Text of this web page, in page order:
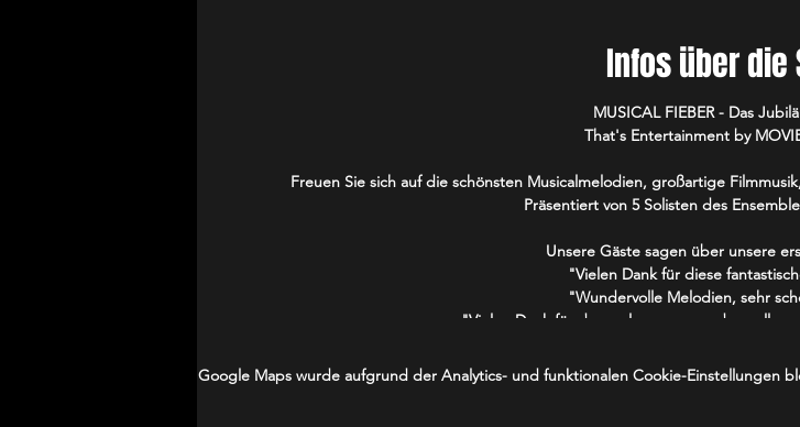
Infos über die
MUSICAL FIEBER - Das
That's Entertainment by
Freuen Sie sich auf die schönsten Musicalmelodien, großartige
Präsentiert von 5 Solisten des
Unsere Gäste sagen über unsere
"Vielen Dank für diese
"Wundervolle Melodien, sehr
"Vielen Dank für den gelungenen und vor
"Es war ein fantastischer
"Ein wuderbares Ensemble, das uns diesen Abend
Google Maps wurde aufgrund der Analytics- und funktionalen Cookie-Einstellungen